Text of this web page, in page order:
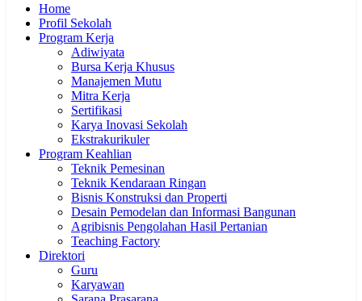
Home
Profil Sekolah
Program Kerja
Adiwiyata
Bursa Kerja Khusus
Manajemen Mutu
Mitra Kerja
Sertifikasi
Karya Inovasi Sekolah
Ekstrakurikuler
Program Keahlian
Teknik Pemesinan
Teknik Kendaraan Ringan
Bisnis Konstruksi dan Properti
Desain Pemodelan dan Informasi Bangunan
Agribisnis Pengolahan Hasil Pertanian
Teaching Factory
Direktori
Guru
Karyawan